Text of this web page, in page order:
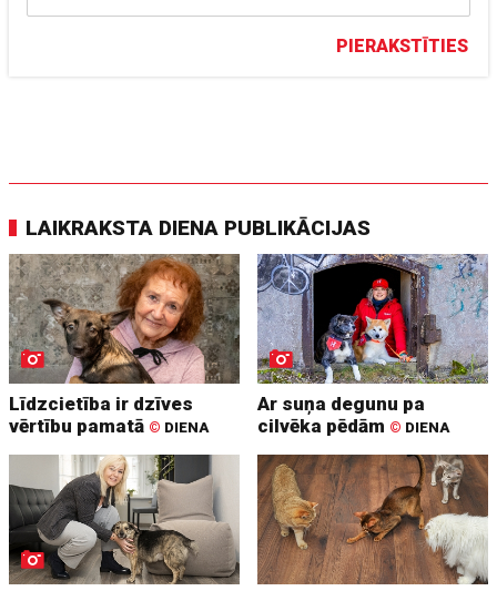
PIERAKSTĪTIES
LAIKRAKSTA DIENA PUBLIKĀCIJAS
Līdzcietība ir dzīves
vērtību pamatā © DIENA
Ar suņa degunu pa
cilvēka pēdām © DIENA